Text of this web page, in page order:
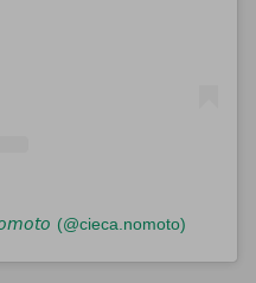
(@cieca.nomoto)